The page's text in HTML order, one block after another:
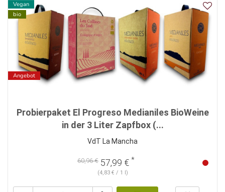
Vegan
bio
Angebot
Probierpaket El Progreso Medianiles BioWeine
in der 3 Liter Zapfbox (...
VdT La Mancha
60,96 € 57,99 € *
(4,83 € / 1 l)